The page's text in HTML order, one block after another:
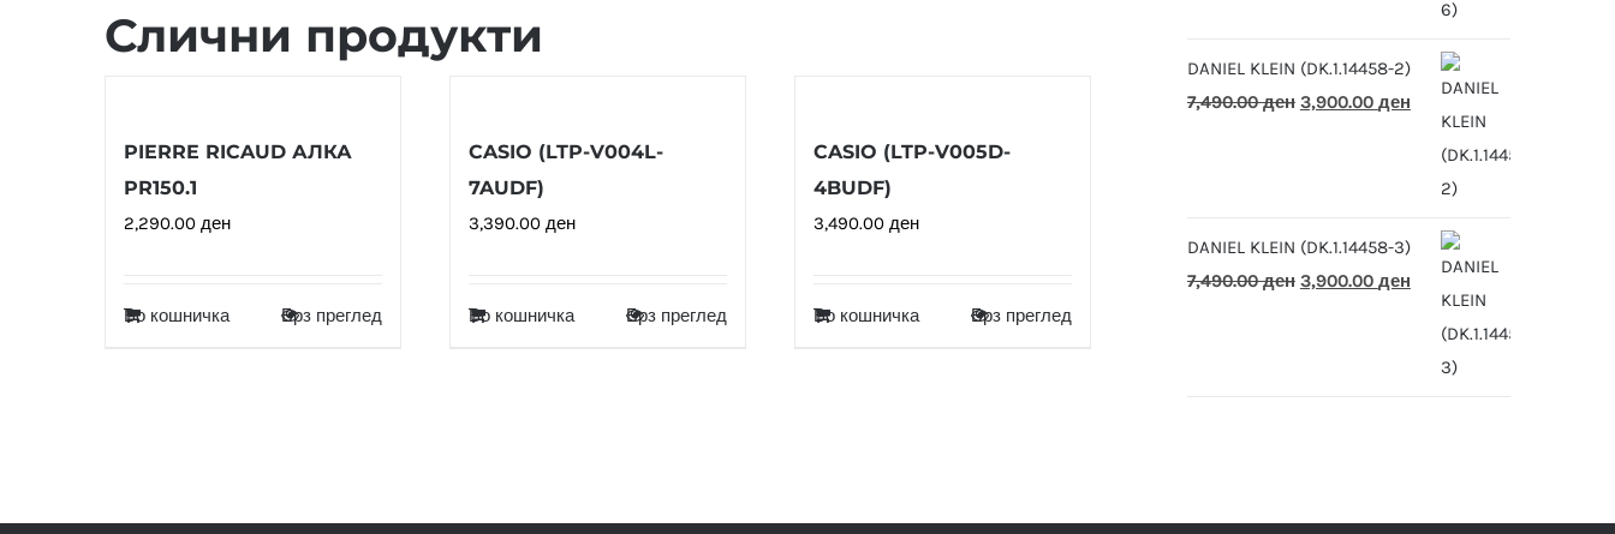
Слични продукти
PIERRE RICAUD АЛКА
PR150.1
2,290.00 ден
Во кошничка Брз преглед
CASIO (LTP-V004L-
7AUDF)
3,390.00 ден
Во кошничка Брз преглед
CASIO (LTP-V005D-
4BUDF)
3,490.00 ден
Во кошничка Брз преглед
5,500.00 ден.
DANIEL KLEIN (DK.1.14458-2)
7,490.00ден Original
3,900.00 денCurrent
price
3,900.00 ден.
DANIEL KLEIN (DK.1.14458-3)
7,490.00ден Original
3,900.00 денCurrent
price
3,900.00 ден.